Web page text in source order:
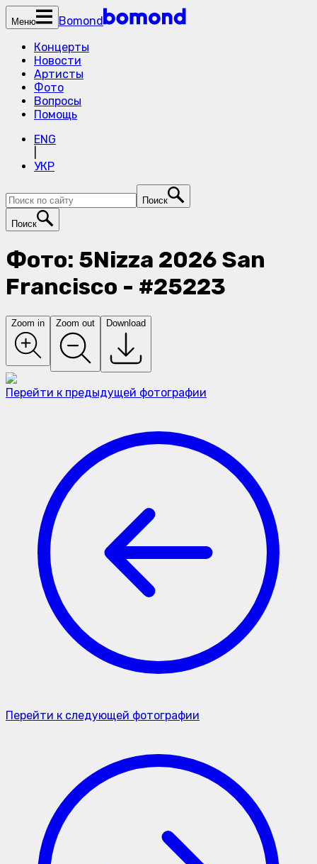
Меню
Bomond
Концерты
Новости
Артисты
Фото
Вопросы
Помощь
ENG
УКР
Поиск
Поиск
Фото: 5Nizza 2026 San
Francisco - #25223
Zoom in Zoom out Download
Перейти к предыдущей фотографии
Перейти к следующей фотографии